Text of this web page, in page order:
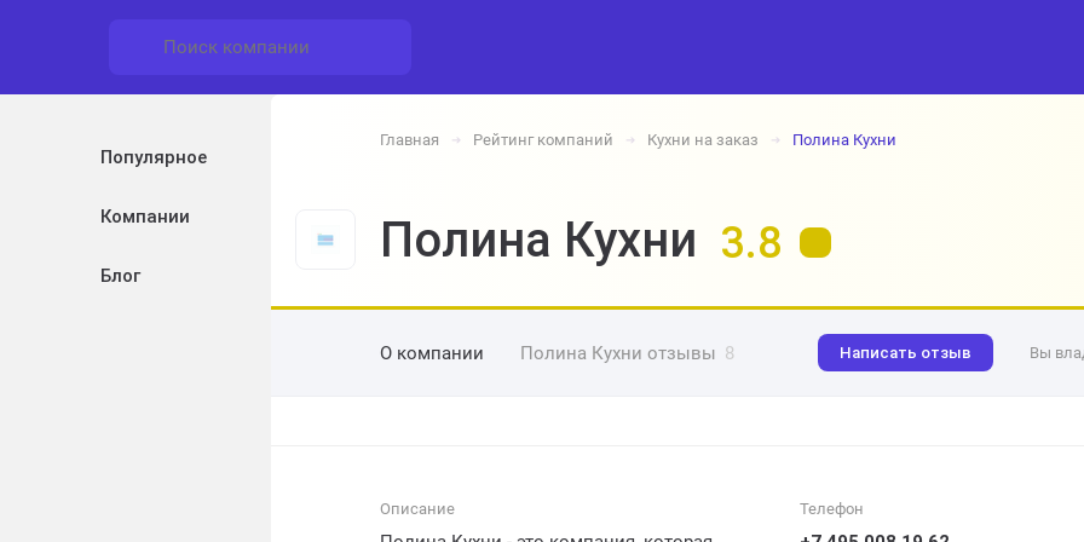
Популярное
Компании
Блог
Главная ➔ Рейтинг компаний ➔ Кухни на заказ ➔ Полина Кухни
Полина Кухни 3.8
О компании Полина Кухни отзывы 8 Написать отзыв Вы
Описание Телефон